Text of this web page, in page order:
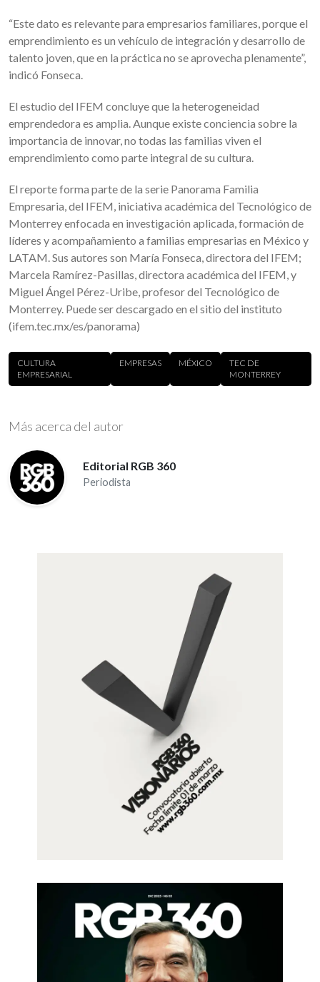
“Este dato es relevante para empresarios familiares, porque el
emprendimiento es un vehículo de integración y desarrollo de
talento joven, que en la práctica no se aprovecha plenamente”,
indicó Fonseca.
El estudio del IFEM concluye que la heterogeneidad
emprendedora es amplia. Aunque existe conciencia sobre la
importancia de innovar, no todas las familias viven el
emprendimiento como parte integral de su cultura.
El reporte forma parte de la serie Panorama Familia
Empresaria, del IFEM, iniciativa académica del Tecnológico de
Monterrey enfocada en investigación aplicada, formación de
líderes y acompañamiento a familias empresarias en México y
LATAM. Sus autores son María Fonseca, directora del IFEM;
Marcela Ramírez-Pasillas, directora académica del IFEM, y
Miguel Ángel Pérez-Uribe, profesor del Tecnológico de
Monterrey. Puede ser descargado en el sitio del instituto
(ifem.tec.mx/es/panorama)
CULTURA
EMPRESARIAL
EMPRESAS MÉXICO
TEC DE
MONTERREY
Más acerca del autor
Editorial RGB 360
Periodista